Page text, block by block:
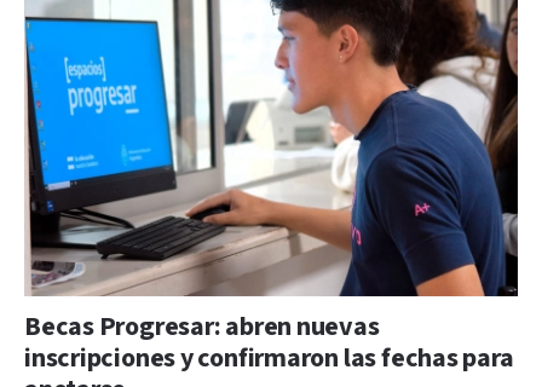
Becas Progresar: abren nuevas
inscripciones y confirmaron las fechas para